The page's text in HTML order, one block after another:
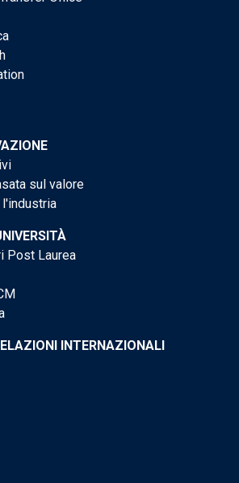
sul valore
Post Laurea
INTERNAZIONALI